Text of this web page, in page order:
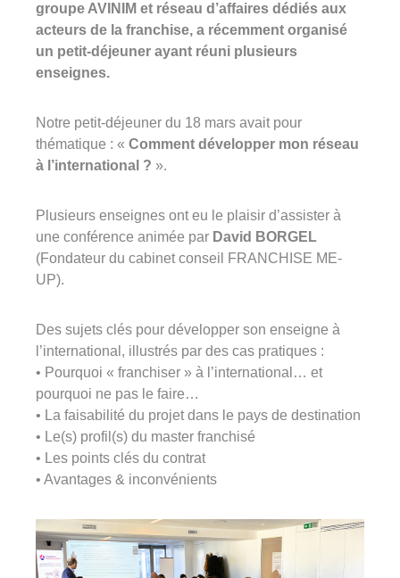
Réferences
Actualités
Découvrir Avinim
03 29 22 30 00
Lundi au vendredi ( 8h00 – 17h00 )
Avinim Construction
03 29 29 09 97
Lundi au vendredi ( 8h00 – 17h00 )
groupe AVINIM et réseau d’affaires dédiés aux
acteurs de la franchise, a récemment organisé
un petit-déjeuner ayant réuni plusieurs
enseignes.
Notre petit-déjeuner du 18 mars avait pour
thématique : « Comment développer mon réseau
à l’international ? ».
Plusieurs enseignes ont eu le plaisir d’assister à
une conférence animée par David BORGEL
(Fondateur du cabinet conseil FRANCHISE ME-
UP).
Des sujets clés pour développer son enseigne à
l’international, illustrés par des cas pratiques :
• Pourquoi « franchiser » à l’international… et
pourquoi ne pas le faire…
• La faisabilité du projet dans le pays de destination
• Le(s) profil(s) du master franchisé
• Les points clés du contrat
• Avantages & inconvénients